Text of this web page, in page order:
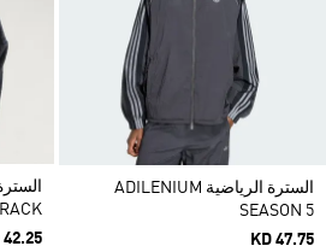
السترة الرياضية ADILENIUM
SEASON 5
KD 47.75
42.25